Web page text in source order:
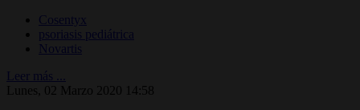
Cosentyx
psoriasis pediátrica
Novartis
Leer más ...
Lunes, 02 Marzo 2020 14:58